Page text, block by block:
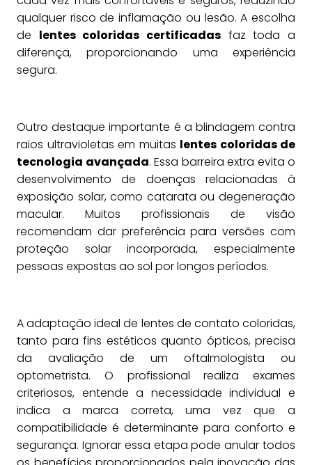
qualquer risco de inflamação ou lesão. A escolha
de lentes coloridas certificadas faz toda a
diferença, proporcionando uma experiência
segura.
Outro destaque importante é a blindagem contra
raios ultravioletas em muitas lentes coloridas de
tecnologia avançada. Essa barreira extra evita o
desenvolvimento de doenças relacionadas à
exposição solar, como catarata ou degeneração
macular. Muitos profissionais de visão
recomendam dar preferência para versões com
proteção solar incorporada, especialmente
pessoas expostas ao sol por longos períodos.
A adaptação ideal de lentes de contato coloridas,
tanto para fins estéticos quanto ópticos, precisa
da avaliação de um oftalmologista ou
optometrista. O profissional realiza exames
criteriosos, entende a necessidade individual e
indica a marca correta, uma vez que a
compatibilidade é determinante para conforto e
segurança. Ignorar essa etapa pode anular todos